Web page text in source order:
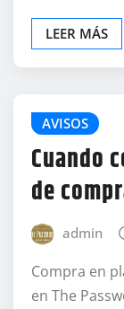
LEER MÁS
AVISOS
Cuando
de
admin
Compra en
en The